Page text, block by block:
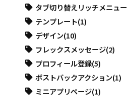
タブ切り替えリッチメニュー
テンプレート(1)
デザイン(10)
フレックスメッセージ(2)
プロフィール登録(5)
ポストバックアクション(1)
ミニアプリページ(1)